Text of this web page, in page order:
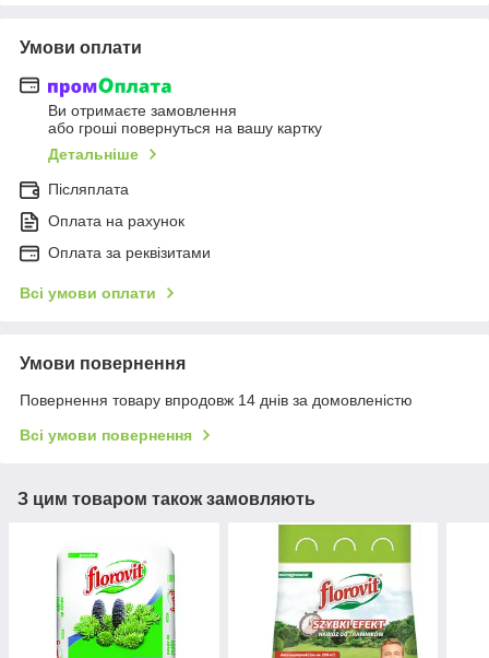
Умови оплати
Ви отримаєте замовлення
або гроші повернуться на вашу картку
Детальніше
Післяплата
Оплата на рахунок
Оплата за реквізитами
Всі умови оплати
Умови повернення
Повернення товару впродовж 14 днів за домовленістю
Всі умови повернення
З цим товаром також замовляють